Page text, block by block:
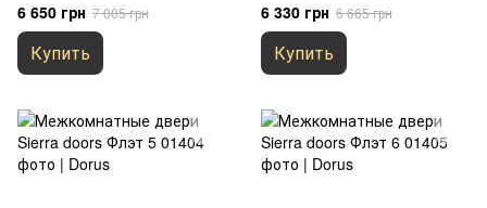
6 650 грн 7 005 грн
Купить
6 330 грн 6 665 грн
Купить